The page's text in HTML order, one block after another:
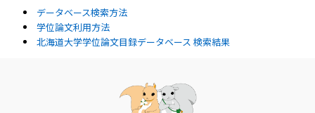
データベース検索方法
学位論文利用方法
北海道大学学位論文目録データベース 検索結果